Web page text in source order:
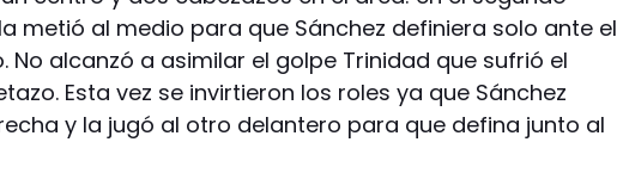
metió al medio para que Sánchez definiera solo ante el
No alcanzó a asimilar el golpe Trinidad que sufrió el
Esta vez se invirtieron los roles ya que Sánchez
y la jugó al otro delantero para que defina junto al